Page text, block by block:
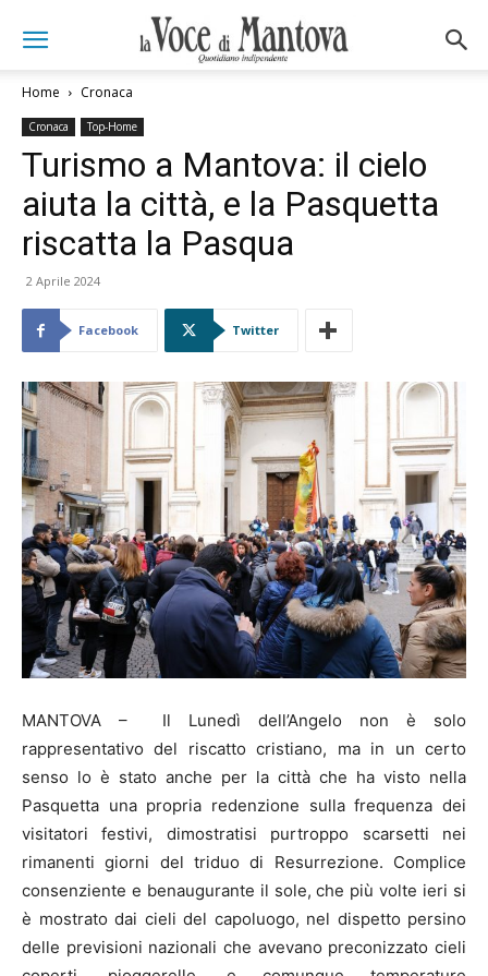
Home Cronaca
Cronaca Top-Home
Turismo a Mantova: il cielo
aiuta la città, e la Pasquetta
riscatta la Pasqua
2 Aprile 2024
Facebook Twitter
MANTOVA – Il Lunedì dell’Angelo non è solo
rappresentativo del riscatto cristiano, ma in un certo
senso lo è stato anche per la città che ha visto nella
Pasquetta una propria redenzione sulla frequenza dei
visitatori festivi, dimostratisi purtroppo scarsetti nei
rimanenti giorni del triduo di Resurrezione. Complice
consenziente e benaugurante il sole, che più volte ieri si
è mostrato dai cieli del capoluogo, nel dispetto persino
delle previsioni nazionali che avevano preconizzato cieli